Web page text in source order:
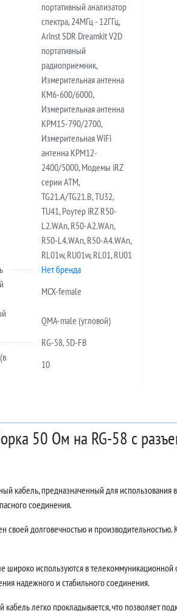
портативный анализатор
спектра, 24МГц - 12ГГц,
Arinst SDR Dreamkit V2D
портативный
радиоприемник,
Измерительная антенна
KM6-600/6000,
Измерительная антенна
KPM15-790/2700,
Измерительная WiFi
антенна KPM12-
2400/5000, Модемы iRZ
серии ATM,
TG21.A/TG21.B, TU32,
TU41, Роутер iRZ R50-
L2.WAn, R50-A2.WAn,
R50-L4.WAn, R50-A4.WAn,
RL01w, RU01w, RL01, RU01
Нет бренда
MCX-female
QMA-male (угловой)
RG-58, 5D-FB
10
50 Ом на RG-58 с
кабель, предназначенный для
соединения.
своей долговечностью и
используются в телекоммуникационной
надежного и стабильного соединения.
легко прокладывается, что позволяет